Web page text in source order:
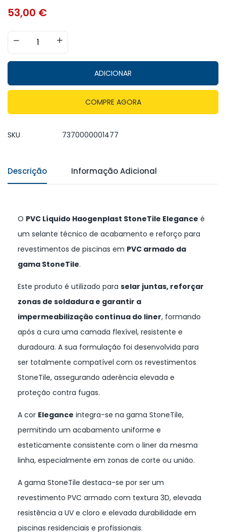
53,00 €
ADICIONAR
COMPRE AGORA
SKU 7370000001477
Descrição Informação Adicional
O PVC Líquido Haogenplast StoneTile Elegance é
um selante técnico de acabamento e reforço para
revestimentos de piscinas em PVC armado da
gama StoneTile.
Este produto é utilizado para selar juntas, reforçar
zonas de soldadura e garantir a
impermeabilização contínua do liner, formando
após a cura uma camada flexível, resistente e
duradoura. A sua formulação foi desenvolvida para
ser totalmente compatível com os revestimentos
StoneTile, assegurando aderência elevada e
proteção contra fugas.
A cor Elegance integra-se na gama StoneTile,
permitindo um acabamento uniforme e
esteticamente consistente com o liner da mesma
linha, especialmente em zonas de corte ou união.
A gama StoneTile destaca-se por ser um
revestimento PVC armado com textura 3D, elevada
resistência a UV e cloro e elevada durabilidade em
piscinas residenciais e profissionais.